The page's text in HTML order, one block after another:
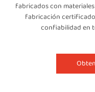
fabricados con
fabricación
confiabilidad en